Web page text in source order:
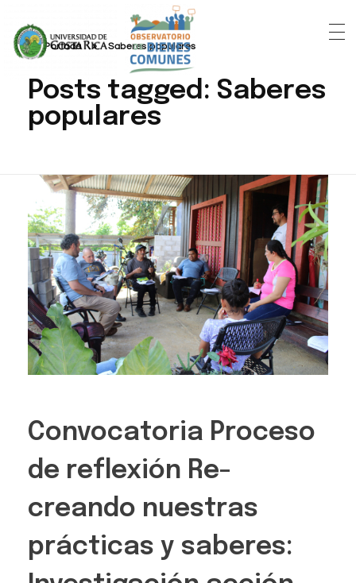
Portada » Saberes populares
Posts tagged: Saberes
populares
Convocatoria Proceso
de reflexión Re-
creando nuestras
prácticas y saberes: